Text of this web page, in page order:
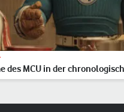
des MCU in der